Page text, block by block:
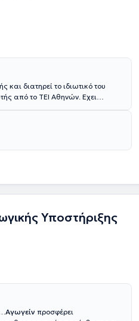
και διατηρεί το ιδιωτικό του
από το ΤΕΙ Αθηνών. Εχει
εκτός από το ιδιωτικό του
Υποστήριξης
προσφέρει